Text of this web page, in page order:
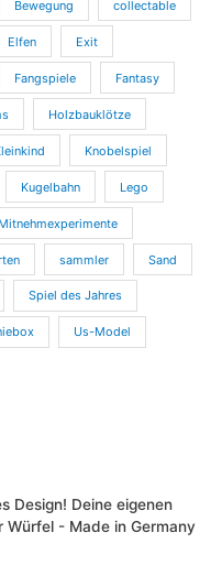
Bewegung collectable
Elfen Exit
Fangspiele Fantasy
Holzbauklötze
Knobelspiel
Kugelbahn Lego
Mitnehmexperimente
sammler Sand
Spiel des Jahres
Us-Model
Design! Deine eigenen
Würfel - Made in Germany